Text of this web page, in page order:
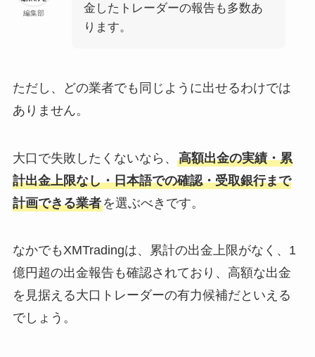
編集部
金したトレーダーの報告も多数あ
ります。
ただし、どの業者でも同じように出せるわけでは
ありません。
大口で失敗したくないなら、 高額出金の実績・累
計出金上限なし・日本語での確認・受取銀行まで
計画できる業者を選ぶべきです。
なかでもXMTradingは、累計の出金上限がなく、1
億円超の出金報告も確認されており、高額な出金
を見据える大口トレーダーの有力候補だといえる
でしょう。